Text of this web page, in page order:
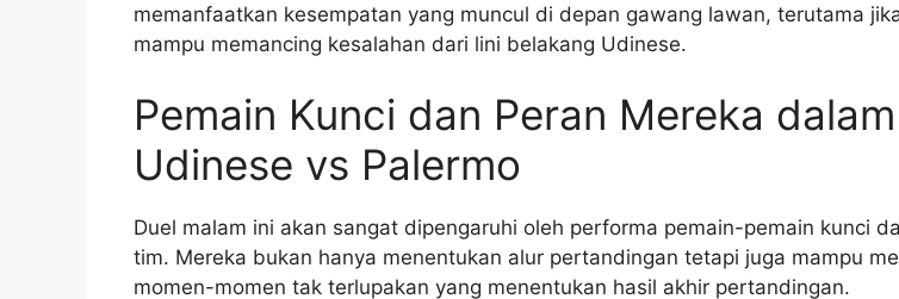
memanfaatkan kesempatan yang muncul di depan gawang lawan, terutama
mampu memancing kesalahan dari lini belakang Udinese.
Pemain Kunci dan Peran Mereka
Udinese vs Palermo
Duel malam ini akan sangat dipengaruhi oleh performa pemain-pemain kunci
tim. Mereka bukan hanya menentukan alur pertandingan tetapi juga mampu
momen-momen tak terlupakan yang menentukan hasil akhir pertandingan.